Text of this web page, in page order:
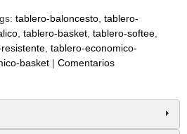
tablero-baloncesto tablero-
tablero-basket tablero-softee
tablero-economico-
basket | Comentarios